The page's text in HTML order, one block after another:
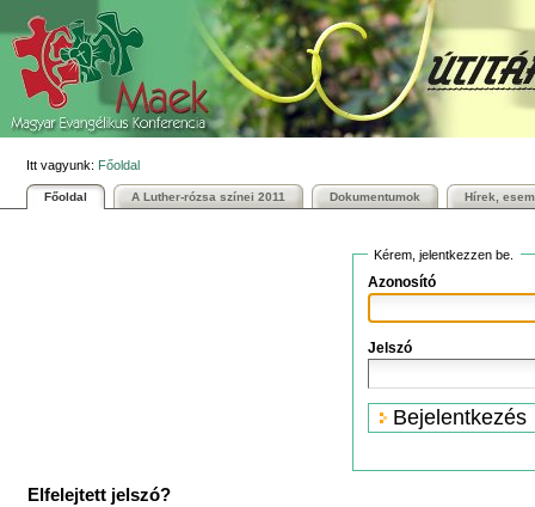
tartalomhoz
Ugrás
navigációhoz
eszközök
Itt vagyunk: Főoldal
Főoldal A Luther-rózsa színei 2011 Dokumentumok Hírek,
Kérem, jelentkezzen be.
Azonosító
Jelszó
Elfelejtett jelszó?